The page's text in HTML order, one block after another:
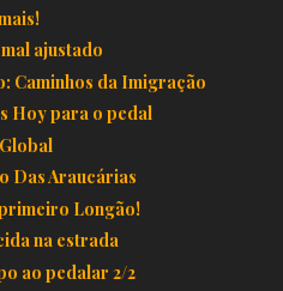
ajustado
Caminhos da Imigração
Hoy para o pedal
Das Araucárias
Longão!
na estrada
ao pedalar 2/2